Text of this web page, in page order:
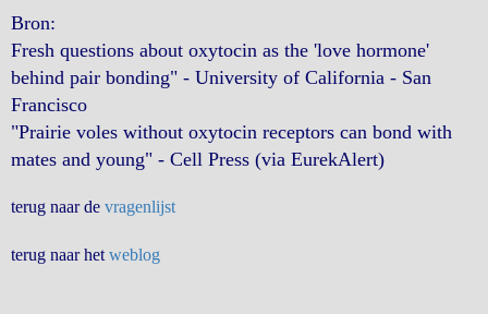
Bron:
Fresh questions about oxytocin as the 'love hormone'
behind pair bonding" - University of California - San
Francisco
"Prairie voles without oxytocin receptors can bond with
mates and young" - Cell Press (via EurekAlert)
terug naar de vragenlijst
terug naar het weblog